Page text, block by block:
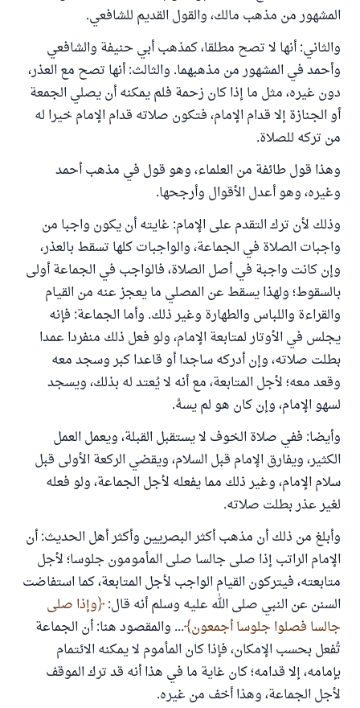
المشهور من مذهب مالك، والقول القديم للشافعي.
والثاني: أنها لا تصح مطلقا، كمذهب أبي حنيفة والشافعي
وأحمد في المشهور من مذهبهما. والثالث: أنها تصح مع العذر،
دون غيره، مثل ما إذا كان زحمة فلم يمكنه أن يصلي الجمعة
أو الجنازة إلا قدام الإمام، فتكون صلاته قدام الإمام خيرا له
من تركه للصلاة.
وهذا قول طائفة من العلماء، وهو قول في مذهب أحمد
وغيره، وهو أعدل الأقوال وأرجحها.
وذلك لأن ترك التقدم على الإمام: غايته أن يكون واجبا من
واجبات الصلاة في الجماعة، والواجبات كلها تسقط بالعذر،
وإن كانت واجبة في أصل الصلاة، فالواجب في الجماعة أولى
بالسقوط؛ ولهذا يسقط عن المصلي ما يعجز عنه من القيام
والقراءة واللباس والطهارة وغير ذلك. وأما الجماعة: فإنه
يجلس في الأوتار لمتابعة الإمام، ولو فعل ذلك منفردا عمدا
بطلت صلاته، وإن أدركه ساجدا أو قاعدا كبر وسجد معه
وقعد معه؛ لأجل المتابعة، مع أنه لا يُعتد له بذلك، ويسجد
لسهو الإمام، وإن كان هو لم يسهُ.
وأيضا: ففي صلاة الخوف لا يستقبل القبلة، ويعمل العمل
الكثير، ويفارق الإمام قبل السلام، ويقضي الركعة الأولى قبل
سلام الإمام، وغير ذلك مما يفعله لأجل الجماعة، ولو فعله
لغير عذر بطلت صلاته.
وأبلغ من ذلك أن مذهب أكثر البصريين وأكثر أهل الحديث: أن
الإمام الراتب إذا صلى جالسا صلى المأمومون جلوسا؛ لأجل
متابعته، فيتركون القيام الواجب لأجل المتابعة، كما استفاضت
السنن عن النبي صلى الله عليه وسلم أنه قال: وإذا صلى
جالسا فصلوا جلوسا أجمعون ... والمقصود هنا: أن الجماعة
تُفعل بحسب الإمكان، فإذا كان المأموم لا يمكنه الائتمام
بإمامه، إلا قدامه؛ كان غاية ما في هذا أنه قد ترك الموقف
لأجل الجماعة، وهذا أخف من غيره.